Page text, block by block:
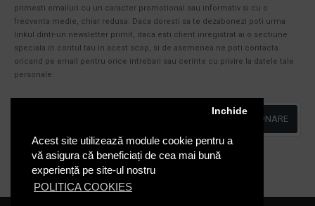
Acest site utilizează module cookie pentru a
vă asigura că beneficiați de cea mai bună
experiență pe site-ul nostru
POLITICA COOKIES
Inchide
primesti emailuri cu un caracter promotional sau informativ si cu o
frecventa medie, chiar redusa. Daca doresti sa te dezabonezi poti urma
linkul dintr-un newsletter primit, daca esti client inregistrat ai o sectiune
speciala in contul tau in acest scop, si de asemenea ne poti contacta
oricand pe email pentru orice intrebari sau cerinte cu privire la datele tale
personale.
ABONARE
Am citit şi sunt de acord cu Politica de Confidentialitate